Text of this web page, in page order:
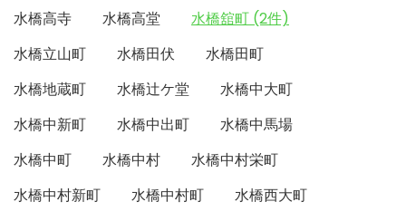
水橋高寺
水橋高堂
水橋舘町 (2件)
水橋立山町
水橋田伏
水橋田町
水橋地蔵町
水橋辻ケ堂
水橋中大町
水橋中新町
水橋中出町
水橋中馬場
水橋中町
水橋中村
水橋中村栄町
水橋中村新町
水橋中村町
水橋西大町